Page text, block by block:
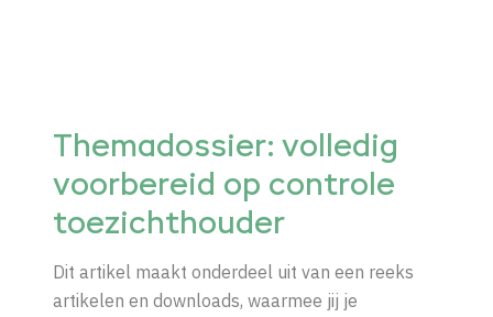
Themadossier: volledig
voorbereid op controle
toezichthouder
Dit artikel maakt onderdeel uit van een reeks
artikelen en downloads, waarmee jij je